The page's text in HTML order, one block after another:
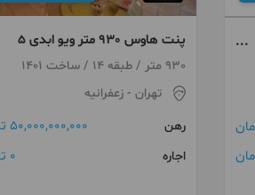
پنت هاوس 930 متر ویو ابدی 5
خواب منطقه 1
930 متر / طبقه 14 / ساخت 1401
تهران - زعفرانیه
رهن
50,000,000,000 تومان
اجاره 0 تومان